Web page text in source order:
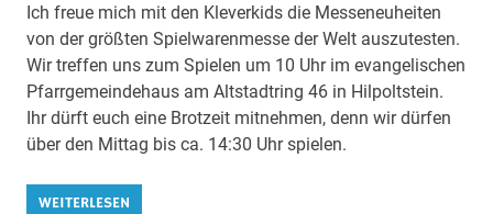
Ich freue mich mit den Kleverkids die Messeneuheiten
von der größten Spielwarenmesse der Welt auszutesten.
Wir treffen uns zum Spielen um 10 Uhr im evangelischen
Pfarrgemeindehaus am Altstadtring 46 in Hilpoltstein.
Ihr dürft euch eine Brotzeit mitnehmen, denn wir dürfen
über den Mittag bis ca. 14:30 Uhr spielen.
WEITERLESEN